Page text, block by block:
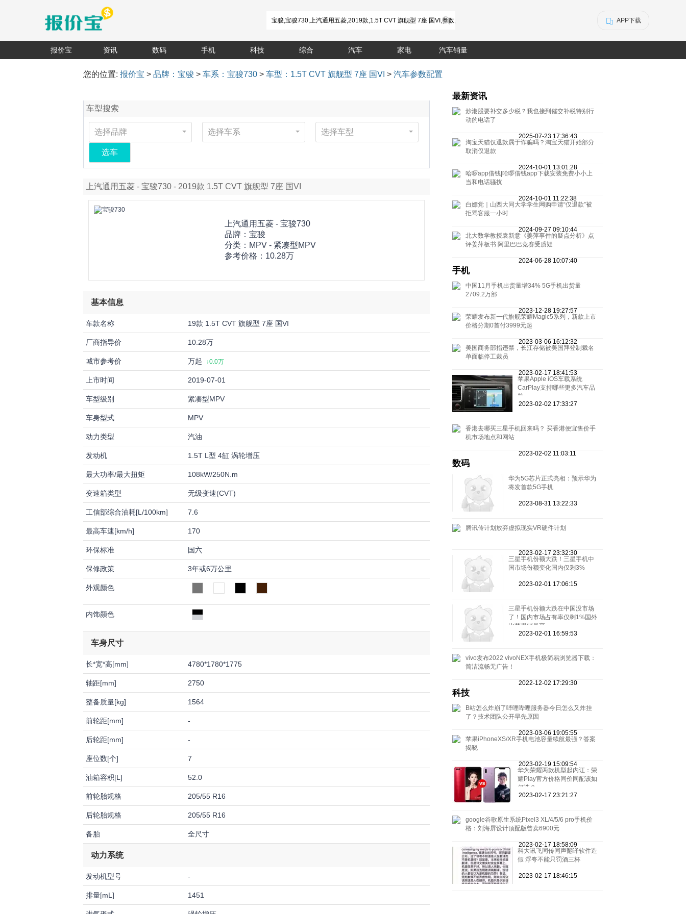
APP下载
报价宝 资讯 数码 手机 科技 综合 汽车 家电 汽车销量
您的位置:报价宝 >品牌：宝骏 >车系：宝骏730 >车型：1.5T CVT 旗舰型 7座 国VI >汽车参数配置
车型搜索
选择品牌 选择车系 选择车型
选车
上汽通用五菱 - 宝骏730 - 2019款 1.5T CVT 旗舰型 7座 国VI
上汽通用五菱 - 宝骏730
品牌： 宝骏
分类：MPV - 紧凑型MPV
参考价格： 10.28万
基本信息
车款名称 19款 1.5T CVT 旗舰型 7座 国VI
厂商指导价 10.28万
城市参考价 万起 ↓0.0万
上市时间 2019-07-01
车型级别 紧凑型MPV
车身型式 MPV
动力类型 汽油
发动机 1.5T L型 4缸 涡轮增压
最大功率/最大扭矩 108kW/250N.m
变速箱类型 无级变速(CVT)
工信部综合油耗[L/100km] 7.6
最高车速[km/h] 170
环保标准 国六
保修政策 3年或6万公里
外观颜色
内饰颜色
车身尺寸
长*宽*高[mm] 4780*1780*1775
轴距[mm] 2750
整备质量[kg] 1564
前轮距[mm] -
后轮距[mm] -
座位数[个] 7
油箱容积[L] 52.0
前轮胎规格 205/55 R16
后轮胎规格 205/55 R16
备胎 全尺寸
动力系统
发动机型号 -
排量[mL] 1451
最新资讯
炒港股要补交多少税？我也接到催交补税特别行
动的电话了
2025-07-23 17:36:43
淘宝天猫仅退款属于诈骗吗？淘宝天猫开始部分
取消仅退款
2024-10-01 13:01:28
哈啰app借钱|哈啰借钱app下载安装免费小小上
当和电话骚扰
2024-10-01 11:22:38
白嫖党｜山西大同大学学生网购申请“仅退款”被
拒骂客服一小时
2024-09-27 09:10:44
北大数学教授袁新意《姜萍事件的疑点分析》点
评姜萍板书 阿里巴巴竞赛受质疑
2024-06-28 10:07:40
手机
中国11月手机出货量增34% 5G手机出货量
2709.2万部
2023-12-28 19:27:57
荣耀发布新一代旗舰荣耀Magic5系列，新款上市
价格分期0首付3999元起
2023-03-06 16:12:32
美国商务部指违禁，长江存储被美国拜登制裁名
单面临停工裁员
2023-02-17 18:41:53
苹果Apple iOS车载系统
CarPlay支持哪些更多汽车品
牌
2023-02-02 17:33:27
香港去哪买三星手机回来吗？ 买香港便宜售价手
机市场地点和网站
2023-02-02 11:03:11
数码
华为5G芯片正式亮相：预示华为
将发首款5G手机
2023-08-31 13:22:33
腾讯传计划放弃虚拟现实VR硬件计划
2023-02-17 23:32:30
三星手机份额大跌！三星手机中
国市场份额变化国内仅剩3%
2023-02-01 17:06:15
三星手机份额大跌在中国没市场
了！国内市场占有率仅剩1%国外
比苹果销量高
2023-02-01 16:59:53
vivo发布2022 vivoNEX手机极简易浏览器下载：
简洁流畅无广告！
2022-12-02 17:29:30
科技
B站怎么炸崩了哔哩哔哩服务器今日怎么又炸挂
了？技术团队公开早先原因
2023-03-06 19:05:55
苹果iPhoneXS/XR手机电池容量续航最强？答案
揭晓
2023-02-19 15:09:54
华为荣耀两款机型起内讧：荣
耀Play官方价格同价同配该如
何选？
2023-02-17 23:21:27
google谷歌原生系统Pixel3 XL/4/5/6 pro手机价
格：刘海屏设计顶配版曾卖6900元
2023-02-17 18:58:09
科大讯飞同传同声翻译软件造
假 浮夸不能只罚酒三杯
2023-02-17 18:46:15